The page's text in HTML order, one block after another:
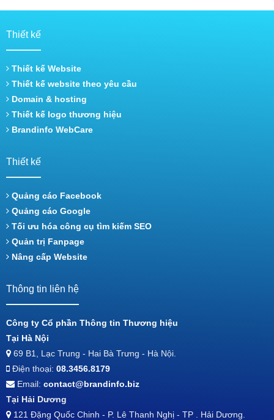
Thiết kế
Thiết kế Website
Thiết kế website theo yêu cầu
Domain & hosting
Thiết kế logo thương hiệu
Brandinfo WebCare
Thiết kế
Quảng cáo Facebook
Quảng cáo Google
Tối ưu hóa công cụ tìm kiếm SEO
Quản trị Fanpage
Nâng cấp Website
Thông tin liên hệ
Công ty Cổ phần Thông tin Thương hiệu
Tại Hà Nội
69 B1, Lạc Trung - Hai Bà Trưng - Hà Nội.
Điện thoại: 08.3456.8179
Email: contact@brandinfo.biz
Tại Hải Dương
121 Đặng Quốc Chinh - P. Lê Thanh Nghị - TP . Hải Dương.